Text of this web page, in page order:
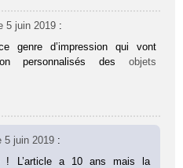
5 juin 2019 :
genre d’impression qui vont
personnalisés des objets
5 juin 2019 :
! L’article a 10 ans mais la